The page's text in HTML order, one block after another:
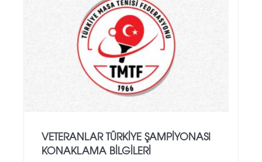
VETERANLAR TÜRKIYE ŞAMPIYONASI
KONAKLAMA BILGILERI